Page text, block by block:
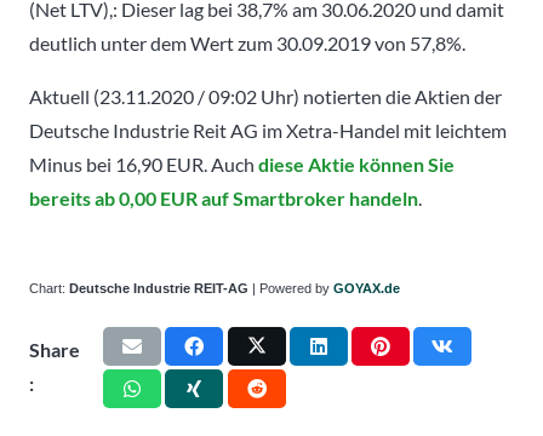
(Net LTV),: Dieser lag bei 38,7% am 30.06.2020 und damit
deutlich unter dem Wert zum 30.09.2019 von 57,8%.
Aktuell (23.11.2020 / 09:02 Uhr) notierten die Aktien der
Deutsche Industrie Reit AG im Xetra-Handel mit leichtem
Minus bei 16,90 EUR. Auch diese Aktie können Sie
bereits ab 0,00 EUR auf Smartbroker handeln.
Chart: Deutsche Industrie REIT-AG | Powered by GOYAX.de
Share
: